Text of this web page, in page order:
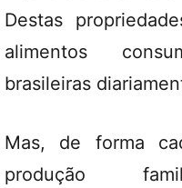
Destas
alimentos
brasileiras
Mas, de forma
produção